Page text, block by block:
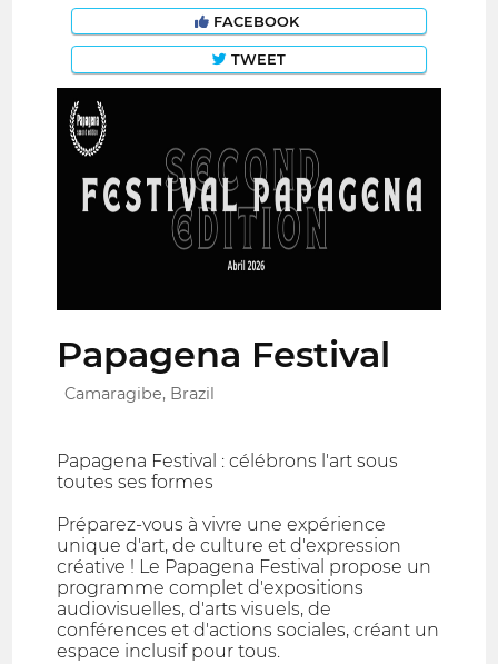
FACEBOOK
TWEET
Papagena Festival
Camaragibe, Brazil
Papagena Festival : célébrons l'art sous
toutes ses formes
Préparez-vous à vivre une expérience
unique d'art, de culture et d'expression
créative ! Le Papagena Festival propose un
programme complet d'expositions
audiovisuelles, d'arts visuels, de
conférences et d'actions sociales, créant un
espace inclusif pour tous.